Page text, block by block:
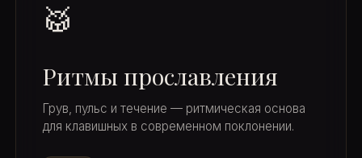
🥁
Ритмы прославления
Грув, пульс и течение — ритмическая основа
для клавишных в современном поклонении.